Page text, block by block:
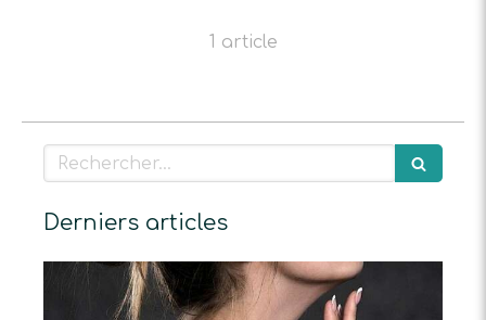
1 article
Rechercher
Derniers articles